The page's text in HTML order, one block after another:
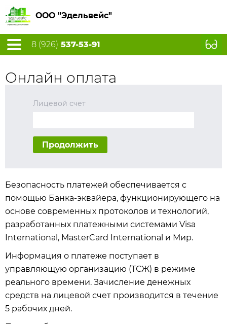
ООО "Эдельвейс"
8 (926) 537-53-91
Онлайн оплата
Лицевой счет
Продолжить
Безопасность платежей обеспечивается с
помощью Банка-эквайера, функционирующего на
основе современных протоколов и технологий,
разработанных платежными системами Visa
International, MasterCard International и Мир.
Информация о платеже поступает в
управляющую организацию (ТСЖ) в режиме
реального времени. Зачисление денежных
средств на лицевой счет производится в течение
5 рабочих дней.